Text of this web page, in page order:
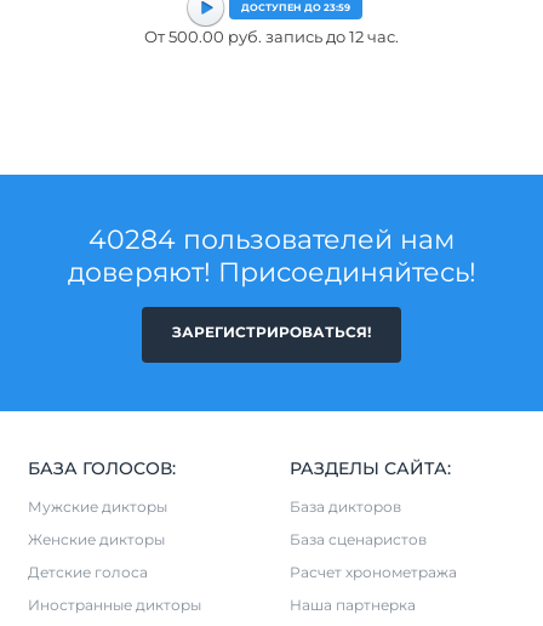
ДОСТУПЕН ДО 23:59
От 500.00 руб. запись до 12 час.
40284 пользователей нам
доверяют! Присоединяйтесь!
ЗАРЕГИСТРИРОВАТЬСЯ!
БАЗА ГОЛОСОВ:
Мужские дикторы
Женские дикторы
Детские голоса
Иностранные дикторы
РАЗДЕЛЫ САЙТА:
База дикторов
База сценаристов
Расчет хронометража
Наша партнерка